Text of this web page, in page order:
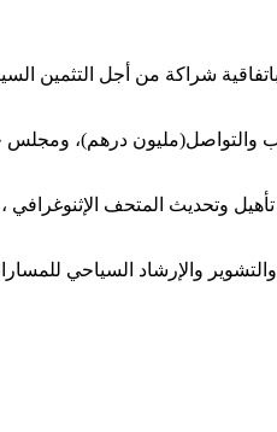
شراكة من أجل التثمين
وتحديث المتحف
والإرشاد السياحي